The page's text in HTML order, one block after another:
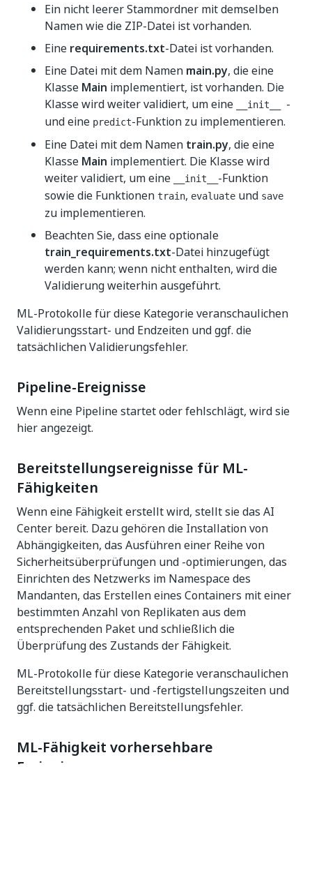
Ein nicht leerer Stammordner mit demselben
Namen wie die ZIP-Datei ist vorhanden.
Eine requirements.txt-Datei ist vorhanden.
Eine Datei mit dem Namen main.py, die eine
Klasse Main implementiert, ist vorhanden. Die
Klasse wird weiter validiert, um eine
__init__ -
und eine predict-Funktion zu implementieren.
Eine Datei mit dem Namen train.py, die eine
Klasse Main implementiert. Die Klasse wird
weiter validiert, um eine
__init__ -Funktion
sowie die Funktionen train, evaluate und save
zu implementieren.
Beachten Sie, dass eine optionale
train_requirements.txt-Datei hinzugefügt
werden kann; wenn nicht enthalten, wird die
Validierung weiterhin ausgeführt.
ML-Protokolle für diese Kategorie veranschaulichen
Validierungsstart- und Endzeiten und ggf. die
tatsächlichen Validierungsfehler.
Pipeline-Ereignisse
Wenn eine Pipeline startet oder fehlschlägt, wird sie
hier angezeigt.
Bereitstellungsereignisse für ML-
Fähigkeiten
Wenn eine Fähigkeit erstellt wird, stellt sie das AI
Center bereit. Dazu gehören die Installation von
Abhängigkeiten, das Ausführen einer Reihe von
Sicherheitsüberprüfungen und -optimierungen, das
Einrichten des Netzwerks im Namespace des
Mandanten, das Erstellen eines Containers mit einer
bestimmten Anzahl von Replikaten aus dem
entsprechenden Paket und schließlich die
Überprüfung des Zustands der Fähigkeit.
ML-Protokolle für diese Kategorie veranschaulichen
Bereitstellungsstart- und -fertigstellungszeiten und
ggf. die tatsächlichen Bereitstellungsfehler.
ML-Fähigkeit vorhersehbare
Ereignisse